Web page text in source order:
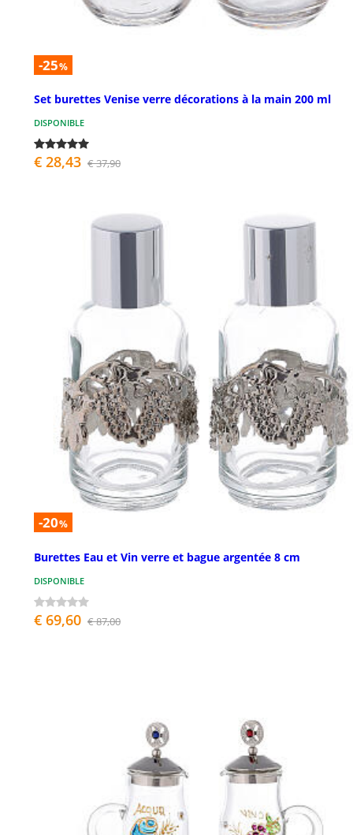
-25%
Set burettes Venise verre décorations à la main 200 ml
DISPONIBLE
€ 28,43 € 37,90
-20%
Burettes Eau et Vin verre et bague argentée 8 cm
DISPONIBLE
€ 69,60 € 87,00